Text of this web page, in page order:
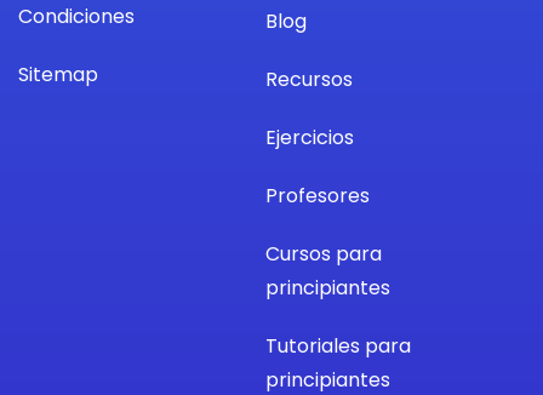
Condiciones
Sitemap
Blog
Recursos
Ejercicios
Profesores
Cursos para
principiantes
Tutoriales para
principiantes